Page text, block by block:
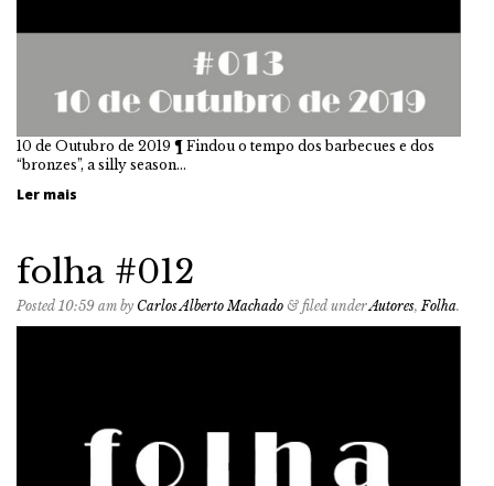
10 de Outubro de 2019 ¶ Findou o tempo dos barbecues e dos
“bronzes”, a silly season…
Ler mais
folha #012
Posted 10:59 am by Carlos Alberto Machado & filed underAutores,Folha.